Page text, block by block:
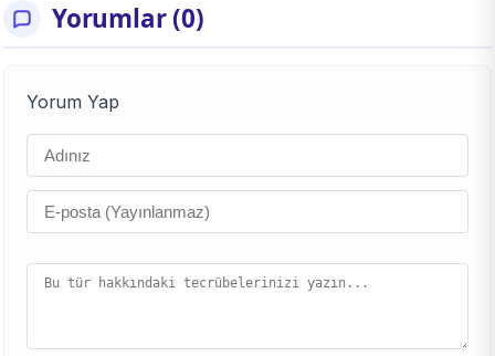
Yorumlar (0)
Yorum Yap